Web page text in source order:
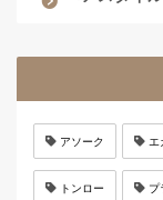
アソーク エ
トンロー プ